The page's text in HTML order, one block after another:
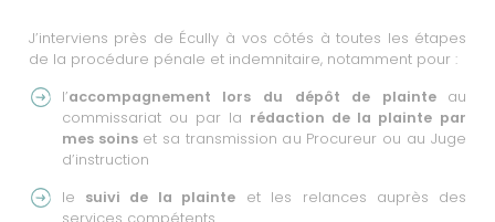
J’interviens près de Écully à vos côtés à toutes les étapes
de la procédure pénale et indemnitaire, notamment pour :
l’accompagnement lors du dépôt de plainte au
commissariat ou par la rédaction de la plainte par
mes soins et sa transmission au Procureur ou au Juge
d’instruction
le suivi de la plainte et les relances auprès des